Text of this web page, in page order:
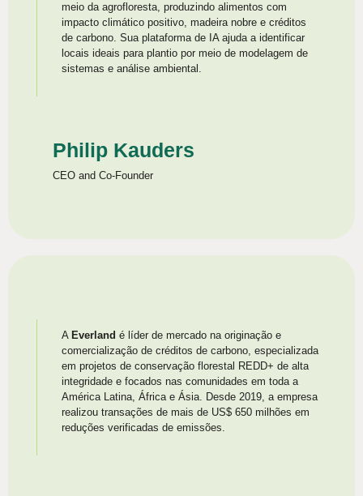
meio da agrofloresta, produzindo alimentos com
impacto climático positivo, madeira nobre e créditos
de carbono. Sua plataforma de IA ajuda a identificar
locais ideais para plantio por meio de modelagem de
sistemas e análise ambiental.
Philip Kauders
CEO and Co-Founder
A Everland é líder de mercado na originação e
comercialização de créditos de carbono, especializada
em projetos de conservação florestal REDD+ de alta
integridade e focados nas comunidades em toda a
América Latina, África e Ásia. Desde 2019, a empresa
realizou transações de mais de US$ 650 milhões em
reduções verificadas de emissões.